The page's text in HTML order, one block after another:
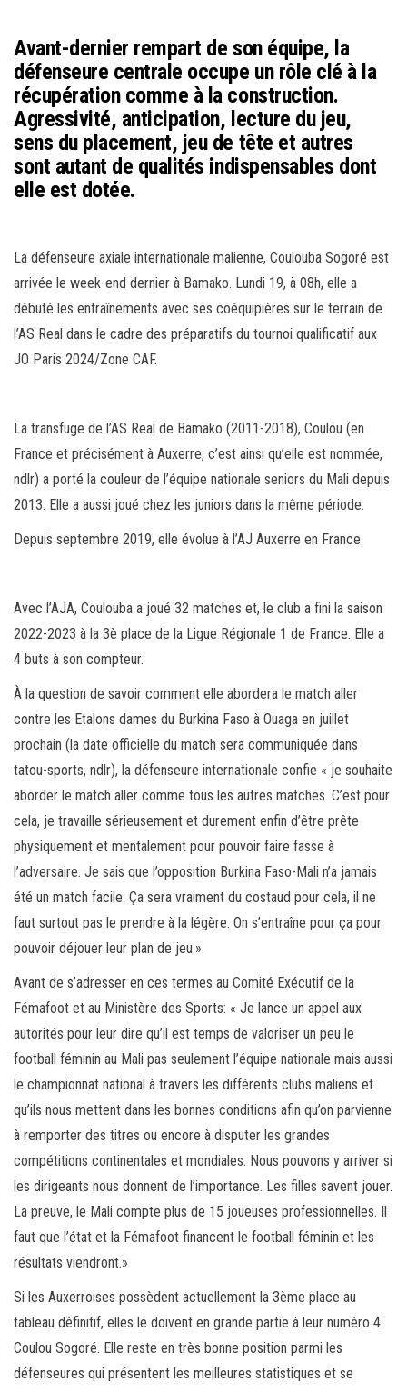
Avant-dernier rempart de son équipe, la
défenseure centrale occupe un rôle clé à la
récupération comme à la construction.
Agressivité, anticipation, lecture du jeu,
sens du placement, jeu de tête et autres
sont autant de qualités indispensables dont
elle est dotée.
La défenseure axiale internationale malienne, Coulouba Sogoré est
arrivée le week-end dernier à Bamako. Lundi 19, à 08h, elle a
débuté les entraînements avec ses coéquipières sur le terrain de
l’AS Real dans le cadre des préparatifs du tournoi qualificatif aux
JO Paris 2024/Zone CAF.
La transfuge de l’AS Real de Bamako (2011-2018), Coulou (en
France et précisément à Auxerre, c’est ainsi qu’elle est nommée,
ndlr) a porté la couleur de l’équipe nationale seniors du Mali depuis
2013. Elle a aussi joué chez les juniors dans la même période.
Depuis septembre 2019, elle évolue à l’AJ Auxerre en France.
Avec l’AJA, Coulouba a joué 32 matches et, le club a fini la saison
2022-2023 à la 3è place de la Ligue Régionale 1 de France. Elle a
4 buts à son compteur.
À la question de savoir comment elle abordera le match aller
contre les Etalons dames du Burkina Faso à Ouaga en juillet
prochain (la date officielle du match sera communiquée dans
tatou-sports, ndlr), la défenseure internationale confie « je souhaite
aborder le match aller comme tous les autres matches. C’est pour
cela, je travaille sérieusement et durement enfin d’être prête
physiquement et mentalement pour pouvoir faire fasse à
l’adversaire. Je sais que l’opposition Burkina Faso-Mali n’a jamais
été un match facile. Ça sera vraiment du costaud pour cela, il ne
faut surtout pas le prendre à la légère. On s’entraîne pour ça pour
pouvoir déjouer leur plan de jeu.»
Avant de s’adresser en ces termes au Comité Exécutif de la
Fémafoot et au Ministère des Sports: « Je lance un appel aux
autorités pour leur dire qu’il est temps de valoriser un peu le
football féminin au Mali pas seulement l’équipe nationale mais aussi
le championnat national à travers les différents clubs maliens et
qu’ils nous mettent dans les bonnes conditions afin qu’on parvienne
à remporter des titres ou encore à disputer les grandes
compétitions continentales et mondiales. Nous pouvons y arriver si
les dirigeants nous donnent de l’importance. Les filles savent jouer.
La preuve, le Mali compte plus de 15 joueuses professionnelles. Il
faut que l’état et la Fémafoot financent le football féminin et les
résultats viendront.»
Si les Auxerroises possèdent actuellement la 3ème place au
tableau définitif, elles le doivent en grande partie à leur numéro 4
Coulou Sogoré. Elle reste en très bonne position parmi les
défenseures qui présentent les meilleures statistiques et se